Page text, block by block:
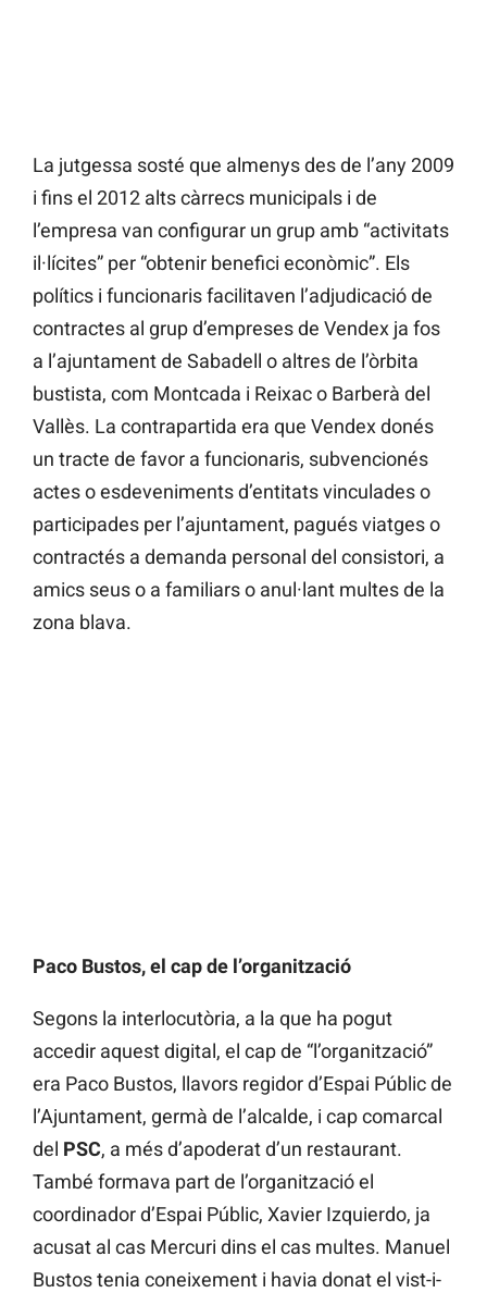
La jutgessa sosté que almenys des de l’any 2009
i fins el 2012 alts càrrecs municipals i de
l’empresa van configurar un grup amb “activitats
il·lícites” per “obtenir benefici econòmic”. Els
polítics i funcionaris facilitaven l’adjudicació de
contractes al grup d’empreses de Vendex ja fos
a l’ajuntament de Sabadell o altres de l’òrbita
bustista, com Montcada i Reixac o Barberà del
Vallès. La contrapartida era que Vendex donés
un tracte de favor a funcionaris, subvencionés
actes o esdeveniments d’entitats vinculades o
participades per l’ajuntament, pagués viatges o
contractés a demanda personal del consistori, a
amics seus o a familiars o anul·lant multes de la
zona blava.
Paco Bustos, el cap de l’organització
Segons la interlocutòria, a la que ha pogut
accedir aquest digital, el cap de “l’organització”
era Paco Bustos, llavors regidor d’Espai Públic de
l’Ajuntament, germà de l’alcalde, i cap comarcal
del PSC, a més d’apoderat d’un restaurant.
També formava part de l’organització el
coordinador d’Espai Públic, Xavier Izquierdo, ja
acusat al cas Mercuri dins el cas multes. Manuel
Bustos tenia coneixement i havia donat el vist-i-